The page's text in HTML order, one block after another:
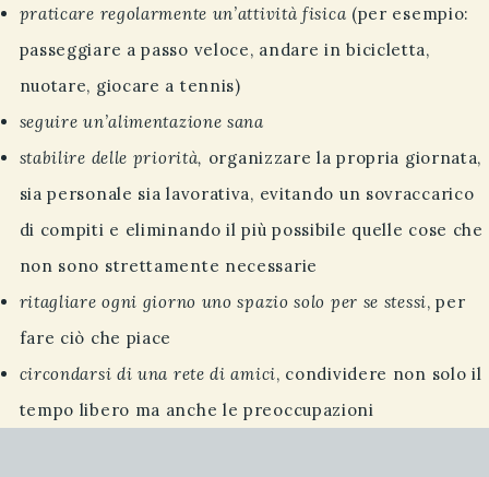
praticare regolarmente un’attività fisica (per esempio:
passeggiare a passo veloce, andare in bicicletta,
nuotare, giocare a tennis)
seguire un’alimentazione sana
stabilire delle priorità, organizzare la propria giornata,
sia personale sia lavorativa, evitando un sovraccarico
di compiti e eliminando il più possibile quelle cose che
non sono strettamente necessarie
ritagliare ogni giorno uno spazio solo per se stessi, per
fare ciò che piace
circondarsi di una rete di amici, condividere non solo il
tempo libero ma anche le preoccupazioni